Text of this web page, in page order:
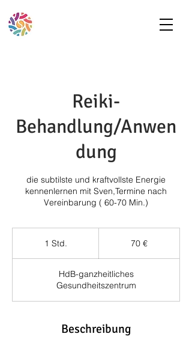
Reiki-
Behandlung/Anwen
dung
die subtilste und kraftvollste Energie
kennenlernen mit Sven,Termine nach
Vereinbarung ( 60-70 Min.)
1 Std.
d
70 €
HdB-ganzheitliches
Gesundheitszentrum
Beschreibung